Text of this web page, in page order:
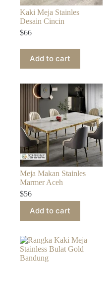
Kaki Meja Stainles
Desain Cincin
$66
Add to cart
Meja Makan Stainles
Marmer Aceh
$56
Add to cart